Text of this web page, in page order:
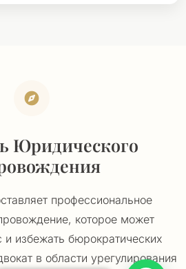
Юридического
профессиональное
которое может
и избежать бюрократических
в области урегулирования